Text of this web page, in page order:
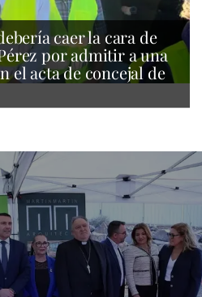
caer la cara de
por admitir a una
el acta de concejal de